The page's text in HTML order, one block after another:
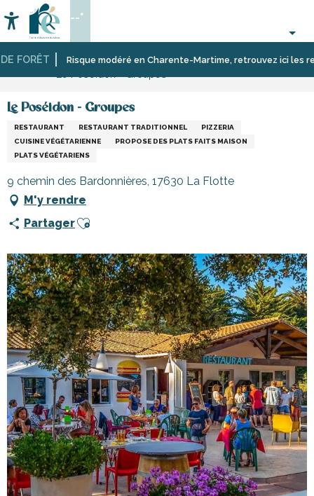
au
contenu
principal
FORÊT Risque modéré en Charente-Martime, retrouvez ici les
Accessibilité
Recherche
--°
Accueil
Se
l’île
de
Ré
RestaurantsRestaurants
Le Poséidon - Groupes
RESTAURANT RESTAURANT TRADITIONNEL
PIZZERIA
CUISINE VÉGÉTARIENNE
PROPOSE DES PLATS FAITS MAISON
PLATS VÉGÉTARIENS
9 chemin des Bardonnières, 17630 La Flotte
M'y rendre
PartagerAjouter aux favoris